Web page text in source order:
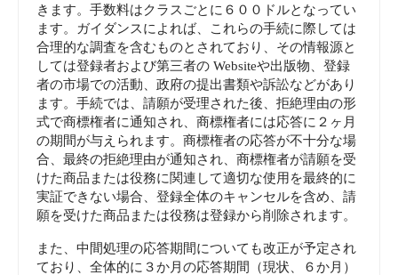
きます。手数料はクラスごとに６００ドルとなってい
ます。ガイダンスによれば、これらの手続に際しては
合理的な調査を含むものとされており、その情報源と
しては登録者および第三者の Websiteや出版物、登録
者の市場での活動、政府の提出書類や訴訟などがあり
ます。手続では、請願が受理された後、拒絶理由の形
式で商標権者に通知され、商標権者には応答に２ヶ月
の期間が与えられます。商標権者の応答が不十分な場
合、最終の拒絶理由が通知され、商標権者が請願を受
けた商品または役務に関連して適切な使用を最終的に
実証できない場合、登録全体のキャンセルを含め、請
願を受けた商品または役務は登録から削除されます。
また、中間処理の応答期間についても改正が予定され
ており、全体的に３か月の応答期間（現状、６か月）